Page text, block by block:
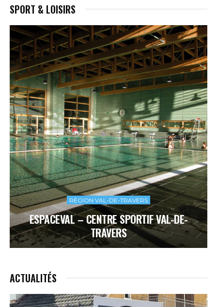
SPORT & LOISIRS
RÉGION VAL-DE-TRAVERS
ESPACEVAL – CENTRE SPORTIF VAL-DE-
TRAVERS
ACTUALITÉS